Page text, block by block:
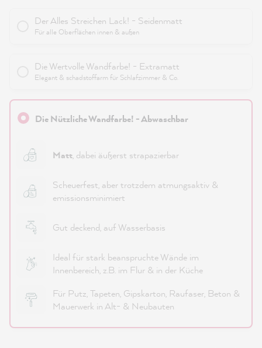
Der Alles Streichen Lack! - Seidenmatt
Für alle Oberflächen innen & außen
Die Wertvolle Wandfarbe! - Extramatt
Elegant & schadstoffarm für Schlafzimmer & Co.
Die Nützliche Wandfarbe! - Abwaschbar
Matt, dabei äußerst strapazierbar
Scheuerfest, aber trotzdem atmungsaktiv &
emissionsminimiert
Gut deckend, auf Wasserbasis
Ideal für stark beanspruchte Wände im
Innenbereich, z.B. im Flur & in der Küche
Für Putz, Tapeten, Gipskarton, Raufaser, Beton &
Mauerwerk in Alt- & Neubauten